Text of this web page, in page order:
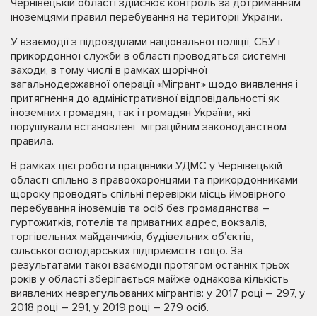
Чернівецькій області здійснює контроль за дотриманням
іноземцями правил перебування на території України.
У взаємодії з підрозділами національної поліції, СБУ і
прикордонної служби в області проводяться системні
заходи, в тому числі в рамках щорічної
загальнодержавної операції «Мігрант» щодо виявлення і
притягнення до адміністративної відповідальності як
іноземних громадян, так і громадян України, які
порушували встановлені міграційним законодавством
правила.
В рамках цієї роботи працівники УДМС у Чернівецькій
області спільно з правоохоронцями та прикордонниками
щороку проводять спільні перевірки місць ймовірного
перебування іноземців та осіб без громадянства –
гуртожитків, готелів та приватних адрес, вокзалів,
торгівельних майданчиків, будівельних об’єктів,
сільськогосподарських підприємств тощо. За
результатами такої взаємодії протягом останніх трьох
років у області зберігається майже однакова кількість
виявлених неврегульованих мігрантів: у 2017 році – 297, у
2018 році – 291, у 2019 році – 279 осіб.